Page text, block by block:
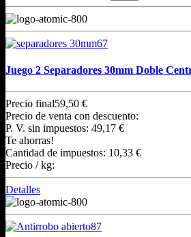
Juego 2 Separadores 30mm Doble
Precio final59,50 €
Precio de venta con descuento:
P. V. sin impuestos: 49,17 €
Te ahorras!
Cantidad de impuestos: 10,33 €
Precio / kg:
Detalles